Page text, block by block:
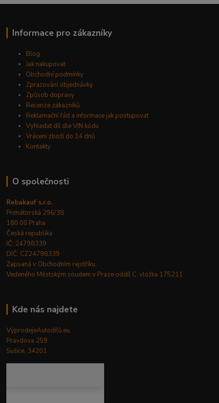
Informace pro zákazníky
Blog
Jak nakupovat
Obchodní podmínky
Zpracování objednávky
Způsob dopravy
Recenze zákazníků
Reklamační řád a informace jak postupovat
Vyhledat díl dle VIN kódu
Vrácení zboží do 14 dnů
Kontakty
O společnosti
Rebakauf s.r.o.
Primátorská 296/38
180 00 Praha
Česká republika
IČ: 24798339
DIČ: CZ24798339
Zapsaná v Obchodním rejstříku.
Vedeného Městským soudem v Praze oddíl C, vložka 175211
Kde nás najdete
VýprodejeAutodílů.eu
Pravdova 259
Sušice, 34201